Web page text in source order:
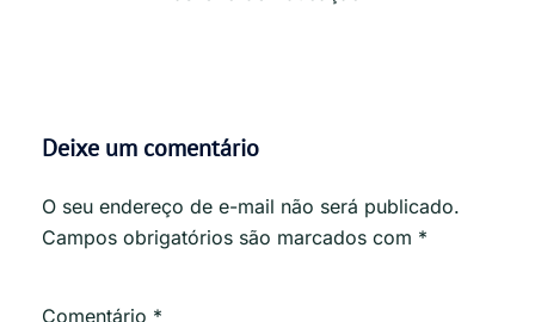
Deixe um comentário
O seu endereço de e-mail não será publicado.
Campos obrigatórios são marcados com *
Comentário *